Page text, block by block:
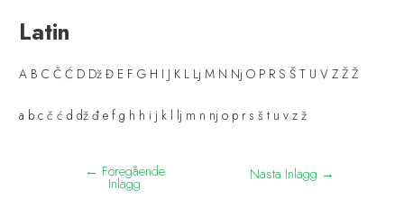
Latin
A B C Č Ć D Dž Đ E F G H I J K L Lj M N Nj O P R S Š T U V Z Ž Ž
a b c č ć d dž đ e f g h h i j k l lj m n nj o p r s š t u v z ž
← Föregående
Inlägg
Nästa Inlägg →